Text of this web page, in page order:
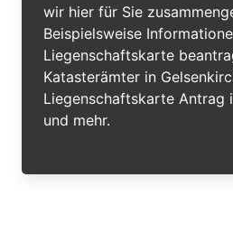
wir hier für Sie
Beispielsweise
Liegenschaftskarte
Katasterämter in
Liegenschaftskarte Antrag
und mehr.